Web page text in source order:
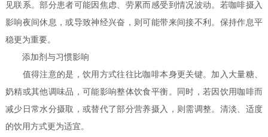
见联系。部分患者可能因焦虑、劳累而感受到情况波动。若咖啡摄入
影响夜间休息，或导致神经兴奋，则可能带来间接不利。保持作息平
稳更为重要。
添加剂与习惯影响
值得注意的是，饮用方式往往比咖啡本身更关键。加入大量糖、
奶精或其他调味品，可能影响整体饮食平衡。同时，若因饮用咖啡而
减少日常水分摄取，或替代了部分营养摄入，则需调整。清淡、适度
的饮用方式更为适宜。